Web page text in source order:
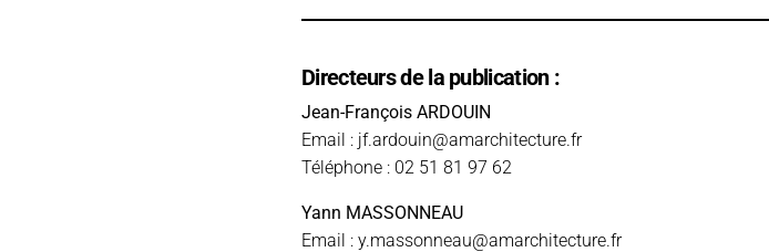
Directeurs de la publication :
Jean-François ARDOUIN
Email : jf.ardouin@amarchitecture.fr
Téléphone : 02 51 81 97 62
Yann MASSONNEAU
Email : y.massonneau@amarchitecture.fr